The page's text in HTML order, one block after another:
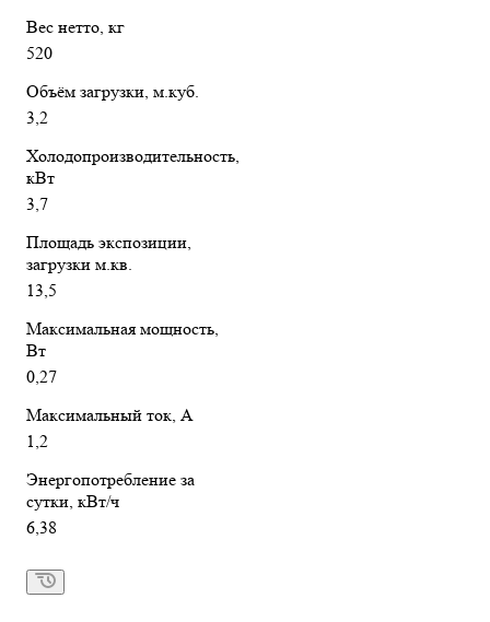
Вес нетто, кг
520
Объём загрузки, м.куб.
3,2
Холодопроизводительность,
кВт
3,7
Площадь экспозиции,
загрузки м.кв.
13,5
Максимальная мощность,
Вт
0,27
Максимальный ток, А
1,2
Энергопотребление за
сутки, кВт/ч
6,38